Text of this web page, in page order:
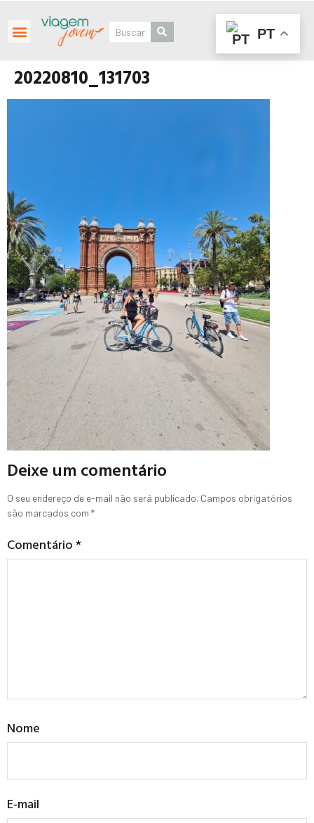
20220810_131703
Deixe um comentário
O seu endereço de e-mail não será publicado. Campos obrigatórios
são marcados com *
Comentário*
Nome
E-mail
PT